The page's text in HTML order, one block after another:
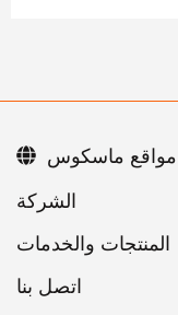
اتصل بنا
مواقع ماسكوس